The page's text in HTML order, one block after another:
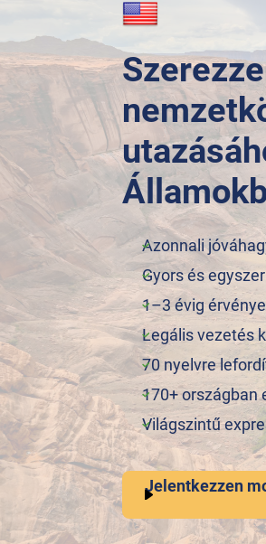
Azonnali
Gyors és
1–3 évig
Legális vezetés
70 nyelvre
170+ országban
Világszintű
Jelentkezzen